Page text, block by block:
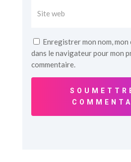
Enregistrer mon nom,
dans le navigateur pour mon
commentaire.